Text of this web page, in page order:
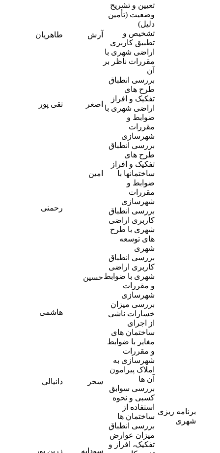
برنامه ریزی
شهری
تعیین و تشریح
وضعیت (تأمین
دلیل)
تشخیص و
تطبیق کاربری
اراضی شهری با
مقررات ناظر بر
آن
بررسی انطباق
طرح های
تفکیک و افراز
اراضی شهری با
ضوابط و
مقررات
شهرسازی
بررسی انطباق
طرح های
تفکیک و افراز
ساختمانها با
ضوابط و
مقررات
شهرسازی
بررسی انطباق
کاربری اراضی
شهری با طرح
های توسعه
شهری
بررسی انطباق
کاربری اراضی
شهری با ضوابط
و مقررات
شهرسازی
بررسی میزان
خسارات ناشی
از اجرای
ساختمان های
مغایر با ضوابط
و مقررات
شهرسازی به
املاک پیرامون
آن ها
بررسی سوابق
کسبی و نحوه
استفاده از
ساختمان ها
بررسی انطباق
میزان عوارض
تفکیک، افراز و
آرش طاهریان
اصغر تقی پور
امین
رحمنی
حسین
هاشمی
سحر دانیالی
سودابه زرین پور